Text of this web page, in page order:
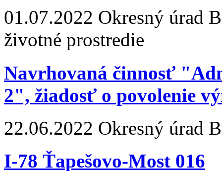
01.07.2022 Okresný úrad
životné prostredie
Navrhovaná činnosť
2", žiadosť o povolenie
22.06.2022 Okresný úrad
I-78 Ťapešovo-Most 016